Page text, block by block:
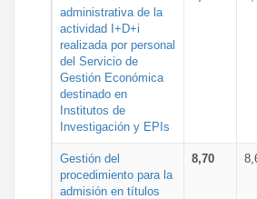
administrativa de la
actividad I+D+i
realizada por personal
del Servicio de
Gestión Económica
destinado en
Institutos de
Investigación y EPIs
Gestión del
procedimiento para la
admisión en títulos
8,70